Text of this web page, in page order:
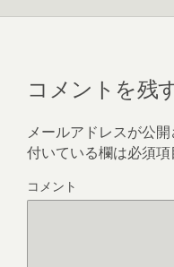
コメントを残
メールアドレスが公開
付いている欄は必須項
コメント